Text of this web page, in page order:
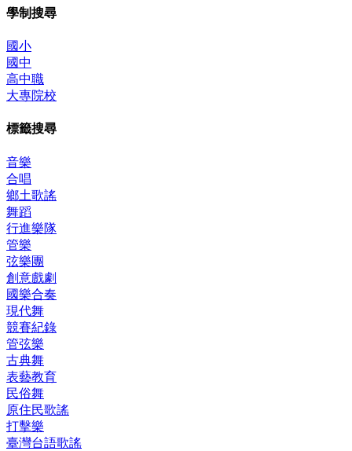
學制搜尋
國小
國中
高中職
大專院校
標籤搜尋
音樂
合唱
鄉土歌謠
舞蹈
行進樂隊
管樂
弦樂團
創意戲劇
國樂合奏
現代舞
競賽紀錄
管弦樂
古典舞
表藝教育
民俗舞
原住民歌謠
打擊樂
臺灣台語歌謠